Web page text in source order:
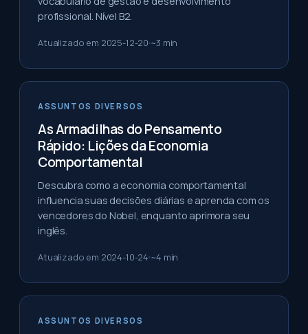
profissional. Nível B2.
Atualizado em 2025-12-20 ~3 min
ASSUNTOS DIVERSOS
As Armadilhas do Pensamento
Rápido: Lições da Economia
Comportamental
Descubra como a economia comportamental
influencia suas decisões diárias e aprenda com os
vencedores do Nobel, enquanto aprimora seu
inglês.
Atualizado em 2024-10-24 ~4 min
ASSUNTOS DIVERSOS